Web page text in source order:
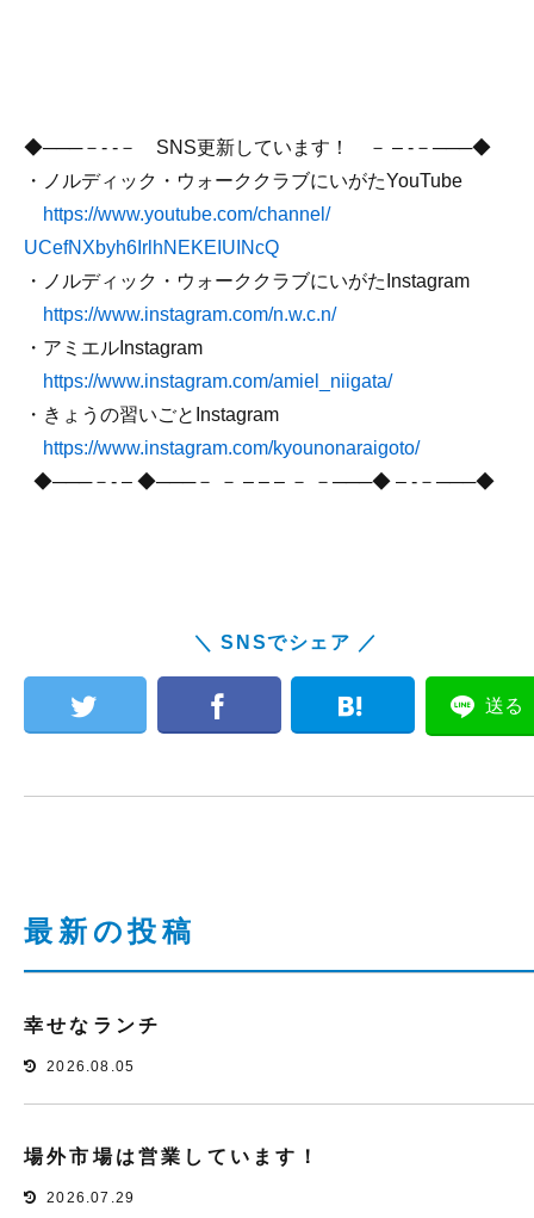
◆───－- -－ SNS更新しています！ － – -－───◆
・ノルディック・ウォーククラブにいがたYouTube
https://www.youtube.com/channel/
UCefNXbyh6IrlhNEKEIUINcQ
・ノルディック・ウォーククラブにいがたInstagram
https://www.instagram.com/n.w.c.n/
・アミエルInstagram
https://www.instagram.com/amiel_niigata/
・きょうの習いごとInstagram
https://www.instagram.com/kyounonaraigoto/
◆───－- – ◆───－ － – – – － －───◆ – -－───◆
＼ SNSでシェア ／
送る
最新の投稿
幸せなランチ
2026.08.05
場外市場は営業しています！
2026.07.29